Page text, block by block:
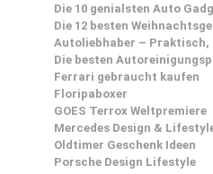
Die 10 genialsten Auto
Die 12 besten
Autoliebhaber – Praktisch,
Die besten
Ferrari gebraucht kaufen
Floripaboxer
GOES Terrox Weltpremiere
Mercedes Design &
Oldtimer Geschenk Ideen
Porsche Design Lifestyle